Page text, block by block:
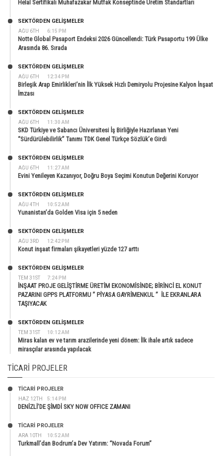
Helal Sertifikalı Muhafazakar Mutfak Konseptinde Üretim Standartları
AĞU 6TH 6:15 PM
SEKTÖRDEN GELIŞMELER
Notte Global Pasaport Endeksi 2026 Güncellendi: Türk Pasaportu 199 Ülke
Arasında 86. Sırada
AĞU 6TH 12:34 PM
SEKTÖRDEN GELIŞMELER
Birleşik Arap Emirlikleri’nin İlk Yüksek Hızlı Demiryolu Projesine Kalyon İnşaat
İmzası
AĞU 6TH 11:30 AM
SEKTÖRDEN GELIŞMELER
SKD Türkiye ve Sabancı Üniversitesi İş Birliğiyle Hazırlanan Yeni
“Sürdürülebilirlik” Tanımı TDK Genel Türkçe Sözlük’e Girdi
AĞU 6TH 11:27 AM
SEKTÖRDEN GELIŞMELER
Evini Yenileyen Kazanıyor, Doğru Boya Seçimi Konutun Değerini Koruyor
AĞU 4TH 10:52 AM
SEKTÖRDEN GELIŞMELER
Yunanistan’da Golden Visa için 5 neden
AĞU 3RD 12:42 PM
SEKTÖRDEN GELIŞMELER
Konut inşaat firmaları şikayetleri yüzde 127 arttı
TEM 31ST 7:24 PM
SEKTÖRDEN GELIŞMELER
İNŞAAT PROJE GELİŞTİRME ÜRETİM EKONOMİSİNDE; BİRİNCİ EL KONUT
PAZARINI GPPS PLATFORMU ” PİYASA GAYRİMENKUL ” İLE EKRANLARA
TAŞIYACAK
TEM 31ST 10:12 AM
SEKTÖRDEN GELIŞMELER
Miras kalan ev ve tarım arazilerinde yeni dönem: İlk ihale artık sadece
mirasçılar arasında yapılacak
TICARI PROJELER
HAZ 12TH 5:14 PM
TİCARİ PROJELER
DENİZLİ’DE ŞİMDİ SKY NOW OFFICE ZAMANI
ARA 10TH 10:52 AM
TİCARİ PROJELER
Turkmall’dan Bodrum’a Dev Yatırım: “Novada Forum”